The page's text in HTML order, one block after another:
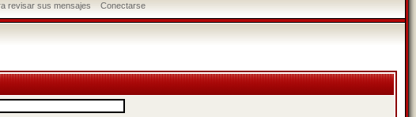
revisar sus mensajes Conectarse